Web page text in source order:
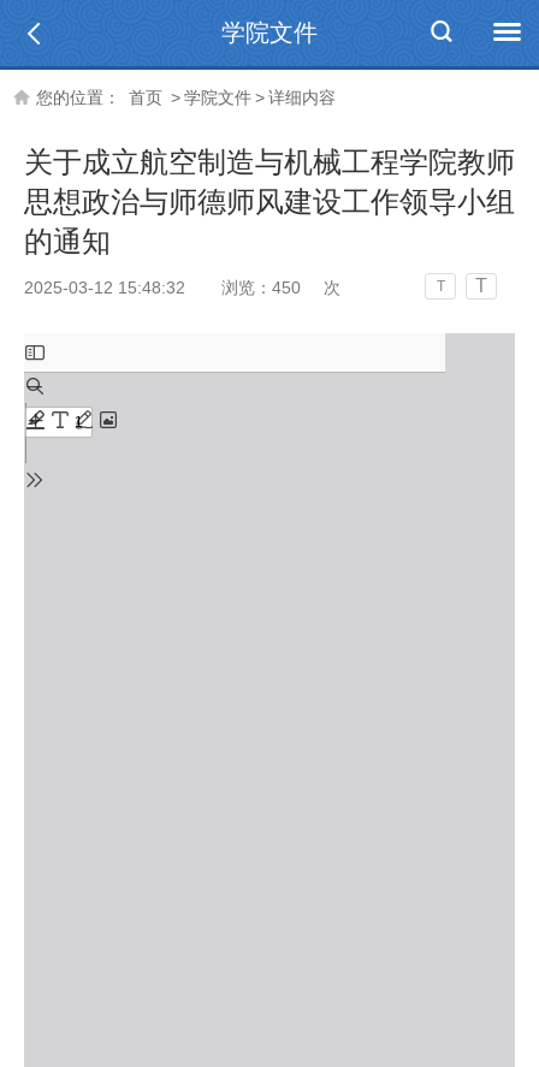
学院文件
您的位置： 首页 >学院文件>详细内容
关于成立航空制造与机械工程学院教师
思想政治与师德师风建设工作领导小组
的通知
2025-03-12 15:48:32 浏览： 450 次 T T